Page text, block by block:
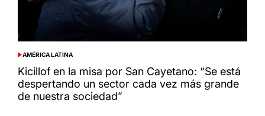
POSTED
IN
AMÉRICA LATINA
Kicillof en la misa por San Cayetano: “Se está
despertando un sector cada vez más grande
de nuestra sociedad”